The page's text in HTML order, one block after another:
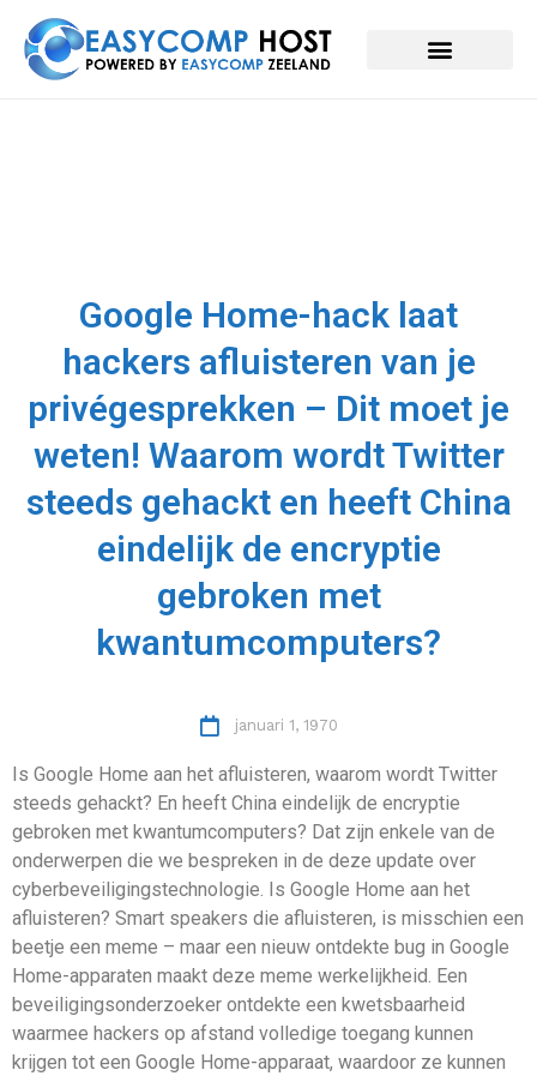
Google Home-hack laat
hackers afluisteren van je
privégesprekken – Dit moet je
weten! Waarom wordt Twitter
steeds gehackt en heeft China
eindelijk de encryptie
gebroken met
kwantumcomputers?
januari 1, 1970
Is Google Home aan het afluisteren, waarom wordt Twitter
steeds gehackt? En heeft China eindelijk de encryptie
gebroken met kwantumcomputers? Dat zijn enkele van de
onderwerpen die we bespreken in de deze update over
cyberbeveiligingstechnologie. Is Google Home aan het
afluisteren? Smart speakers die afluisteren, is misschien een
beetje een meme – maar een nieuw ontdekte bug in Google
Home-apparaten maakt deze meme werkelijkheid. Een
beveiligingsonderzoeker ontdekte een kwetsbaarheid
waarmee hackers op afstand volledige toegang kunnen
krijgen tot een Google Home-apparaat, waardoor ze kunnen